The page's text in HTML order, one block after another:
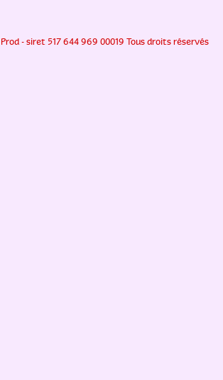
- siret 517 644 969 00019 Tous droits réservés